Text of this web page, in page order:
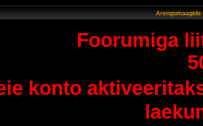
Foorumiga
konto